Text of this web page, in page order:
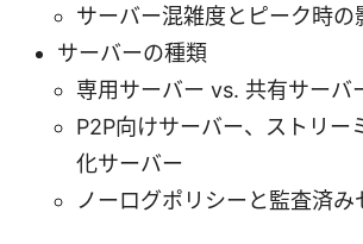
サーバー混雑度とピーク時の
サーバーの種類
専用サーバー vs. 共有サーバ
P2P向けサーバー、ストリー
化サーバー
ノーログポリシーと監査済み